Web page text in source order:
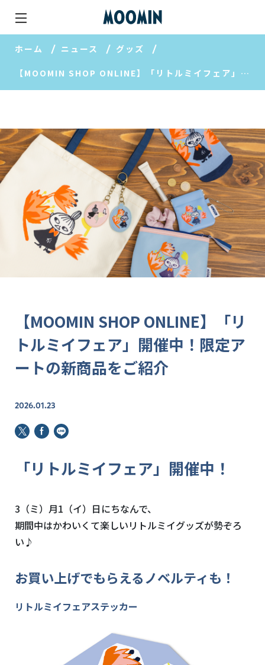
ホーム ニュース グッズ
【MOOMIN SHOP ONLINE】「リトルミイフェア」開催中！限定アートの新商品をご紹介
【MOOMIN SHOP ONLINE】「リ
トルミイフェア」開催中！限定ア
ートの新商品をご紹介
2026.01.23
「リトルミイフェア」開催中！
3（ミ）月1（イ）日にちなんで、
期間中はかわいくて楽しいリトルミイグッズが勢ぞろ
い♪
お買い上げでもらえるノベルティも！
リトルミイフェアステッカー